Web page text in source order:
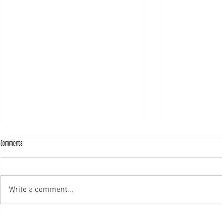
Comments
Write a comment...